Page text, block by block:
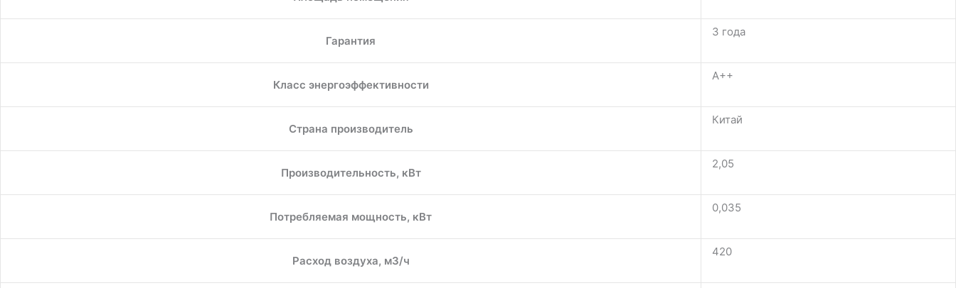
Гарантия
3 года
Класс энергоэффективности
A++
Страна производитель
Китай
Производительность, кВт
2,05
Потребляемая мощность, кВт
0,035
Расход воздуха, м3/ч
420